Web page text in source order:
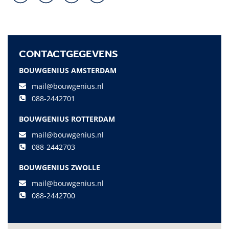
CONTACTGEGEVENS
BOUWGENIUS AMSTERDAM
mail@bouwgenius.nl
088-2442701
BOUWGENIUS ROTTERDAM
mail@bouwgenius.nl
088-2442703
BOUWGENIUS ZWOLLE
mail@bouwgenius.nl
088-2442700